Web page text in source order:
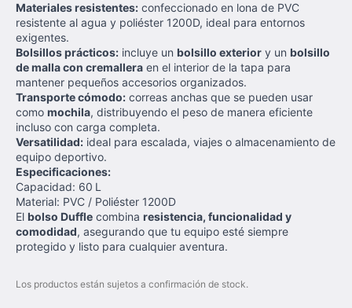
Materiales resistentes: confeccionado en lona de PVC
resistente al agua y poliéster 1200D, ideal para entornos
exigentes.
Bolsillos prácticos: incluye un bolsillo exterior y un bolsillo
de malla con cremallera en el interior de la tapa para
mantener pequeños accesorios organizados.
Transporte cómodo: correas anchas que se pueden usar
como mochila, distribuyendo el peso de manera eficiente
incluso con carga completa.
Versatilidad: ideal para escalada, viajes o almacenamiento de
equipo deportivo.
Especificaciones:
Capacidad: 60 L
Material: PVC / Poliéster 1200D
El bolso Duffle combina resistencia, funcionalidad y
comodidad, asegurando que tu equipo esté siempre
protegido y listo para cualquier aventura.
Los productos están sujetos a confirmación de stock.